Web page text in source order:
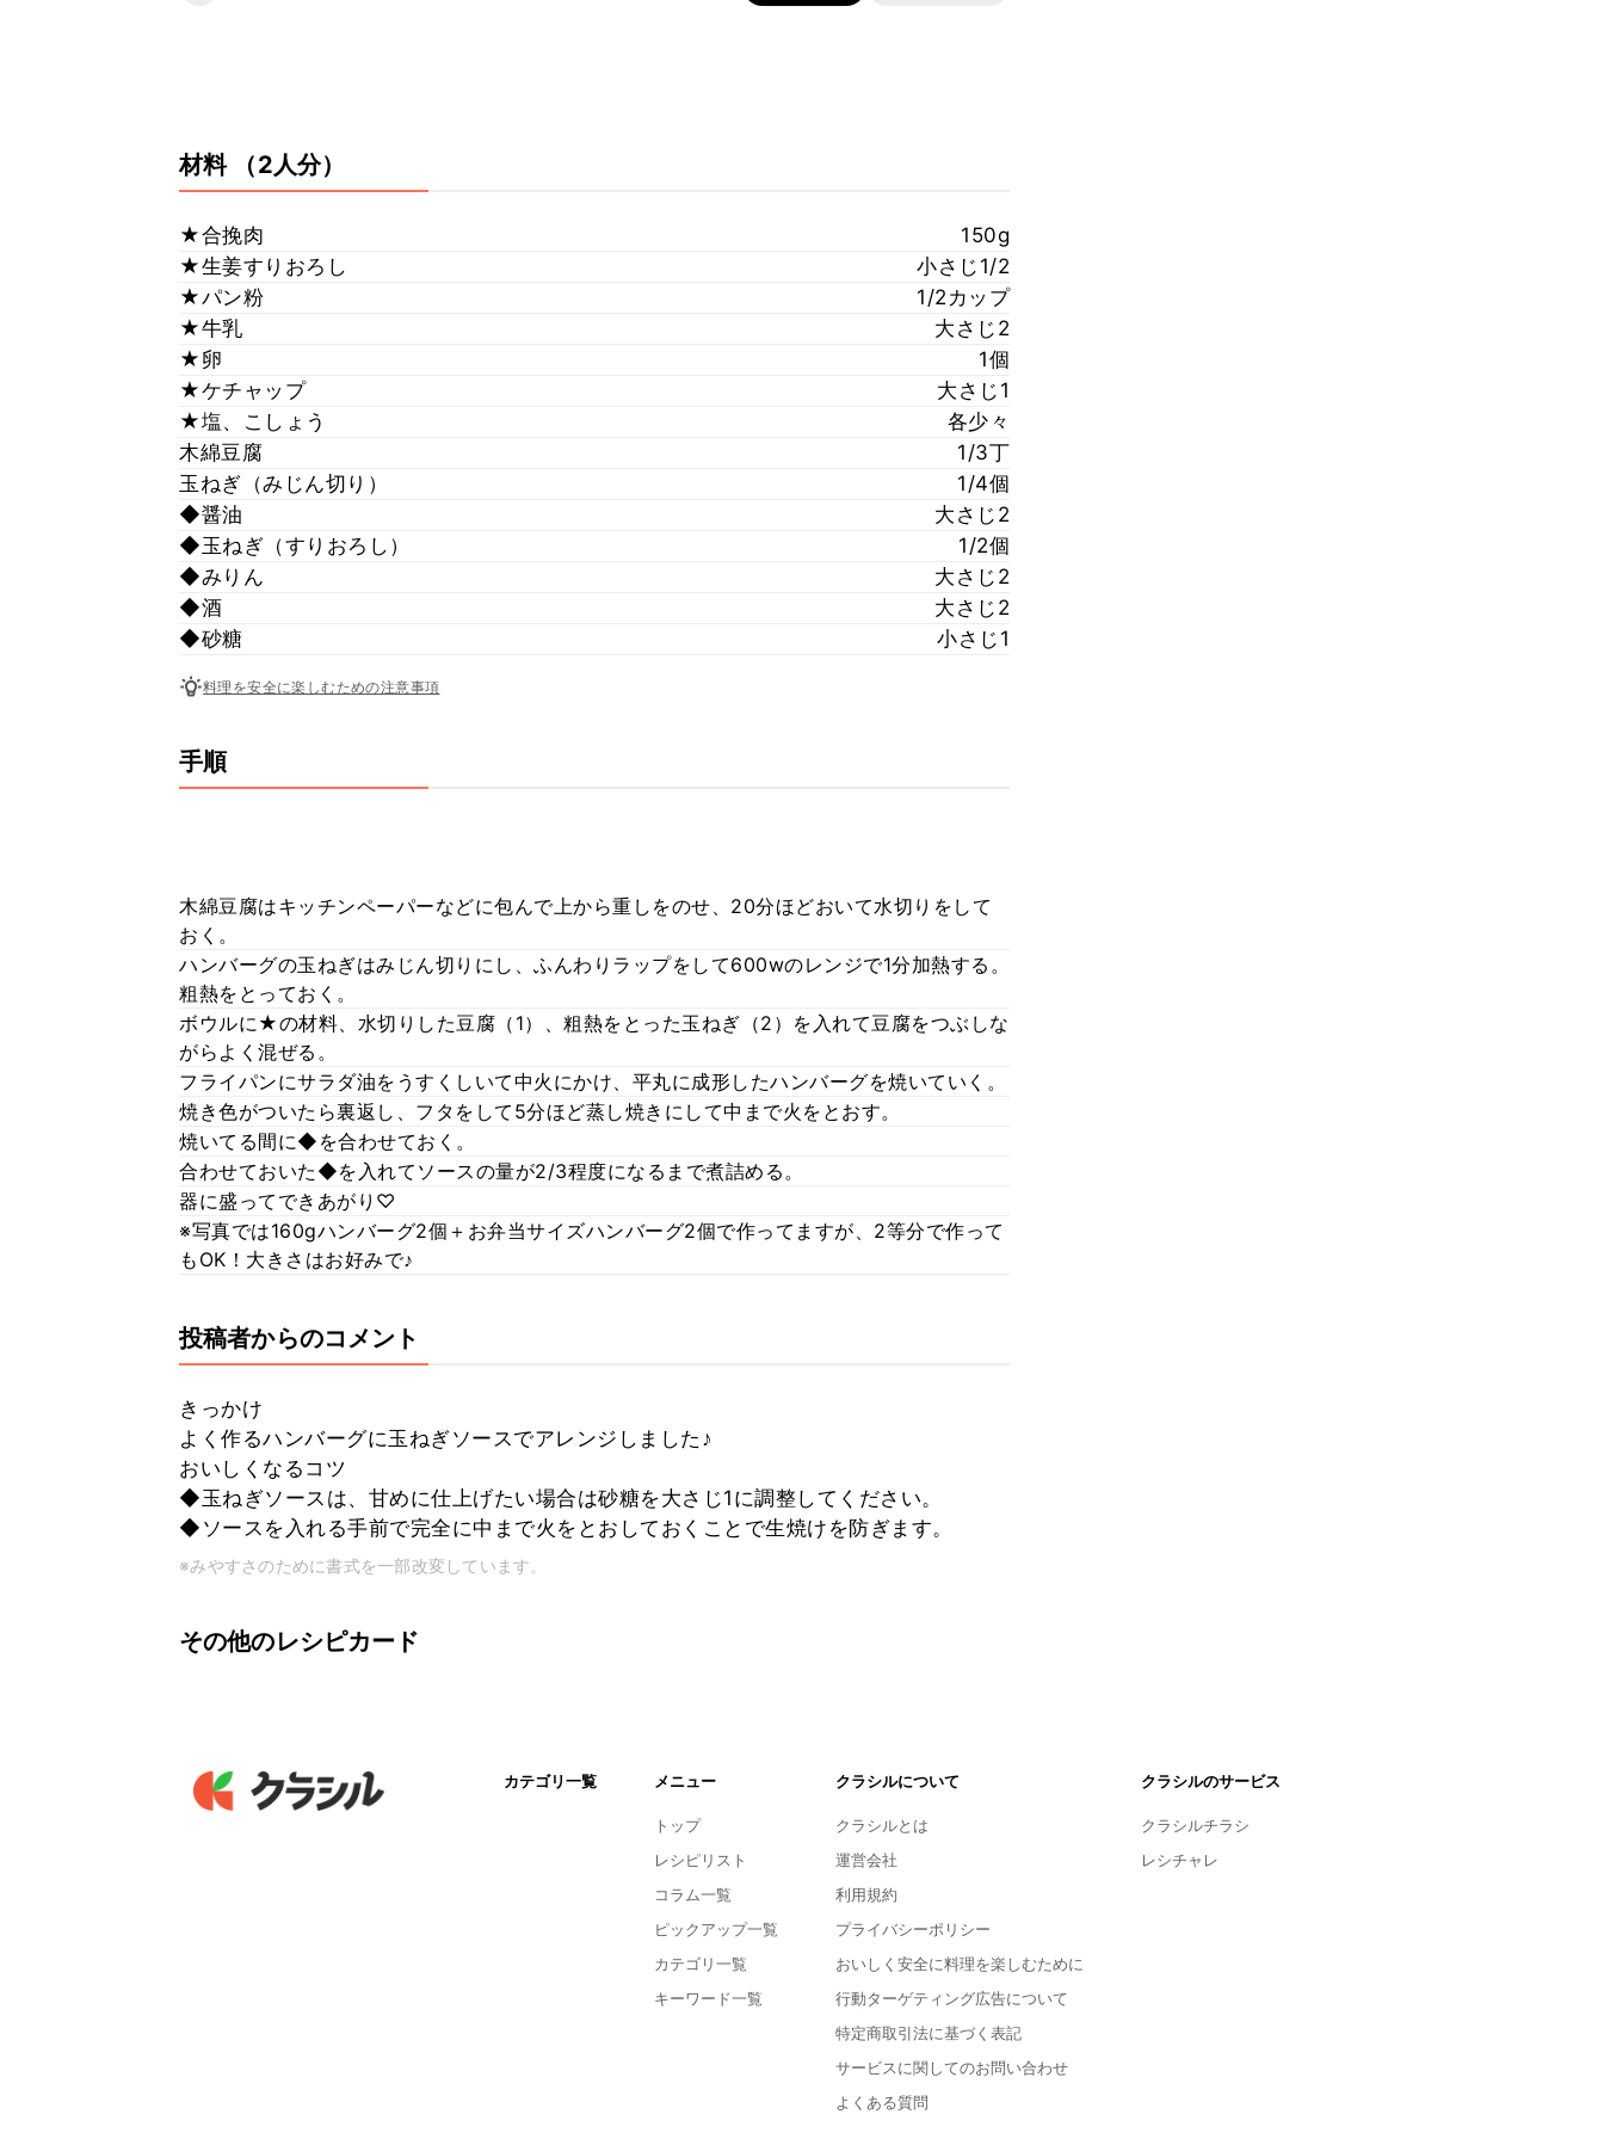
材料 （2人分）
★合挽肉
150g
★生姜すりおろし
小さじ1/2
★パン粉
1/2カップ
★牛乳
大さじ2
★卵
1個
★ケチャップ
大さじ1
★塩、こしょう
各少々
木綿豆腐
1/3丁
玉ねぎ（みじん切り）
1/4個
◆醤油
大さじ2
◆玉ねぎ（すりおろし）
1/2個
◆みりん
大さじ2
◆酒
大さじ2
◆砂糖
小さじ1
料理を安全に楽しむための注意事項
手順
木綿豆腐はキッチンペーパーなどに包んで上から重しをのせ、20分ほどおいて水切りをして
おく。
ハンバーグの玉ねぎはみじん切りにし、ふんわりラップをして600wのレンジで1分加熱する。
粗熱をとっておく。
ボウルに★の材料、水切りした豆腐（1）、粗熱をとった玉ねぎ（2）を入れて豆腐をつぶしな
がらよく混ぜる。
フライパンにサラダ油をうすくしいて中火にかけ、平丸に成形したハンバーグを焼いていく。
焼き色がついたら裏返し、フタをして5分ほど蒸し焼きにして中まで火をとおす。
焼いてる間に◆を合わせておく。
合わせておいた◆を入れてソースの量が2/3程度になるまで煮詰める。
器に盛ってできあがり♡
※写真では160gハンバーグ2個＋お弁当サイズハンバーグ2個で作ってますが、2等分で作って
もOK！大きさはお好みで♪
投稿者からのコメント
きっかけ
よく作るハンバーグに玉ねぎソースでアレンジしました♪
おいしくなるコツ
◆玉ねぎソースは、甘めに仕上げたい場合は砂糖を大さじ1に調整してください。
◆ソースを入れる手前で完全に中まで火をとおしておくことで生焼けを防ぎます。
※みやすさのために書式を一部改変しています。
その他のレシピカード
カテゴリ一覧 メニュー
トップ
レシピリスト
コラム一覧
ピックアップ一覧
カテゴリ一覧
キーワード一覧
クラシルについて
クラシルとは
運営会社
利用規約
プライバシーポリシー
おいしく安全に料理を楽しむために
行動ターゲティング広告について
特定商取引法に基づく表記
サービスに関してのお問い合わせ
よくある質問
クラシルのサービス
クラシルチラシ
レシチャレ